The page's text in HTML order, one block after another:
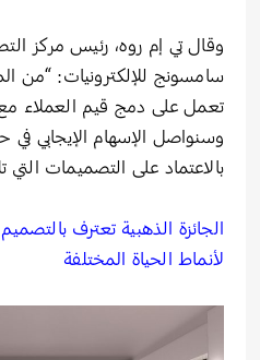
وقال تي إم روه، رئيس مركز
سامسونج للإلكترونيات: “من
تعمل على دمج قيم العملاء مع
وسنواصل الإسهام الإيجابي في
بالاعتماد على التصميمات التي
الجائزة الذهبية تعترف
لأنماط الحياة المختلفة